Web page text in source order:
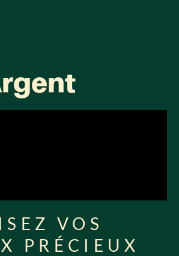
VOS
PRÉCIEUX